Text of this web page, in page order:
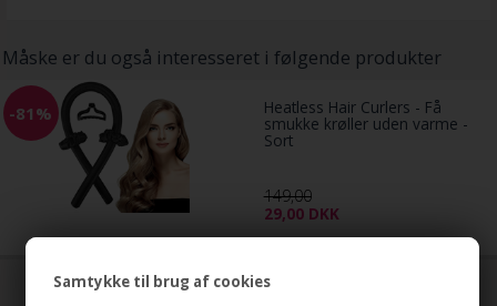
Samtykke til brug af cookies
Måske er du også interesseret i følgende produkter
-81% Heatless Hair Curlers - Få
smukke krøller uden varme -
Sort
149,00
29,00 DKK